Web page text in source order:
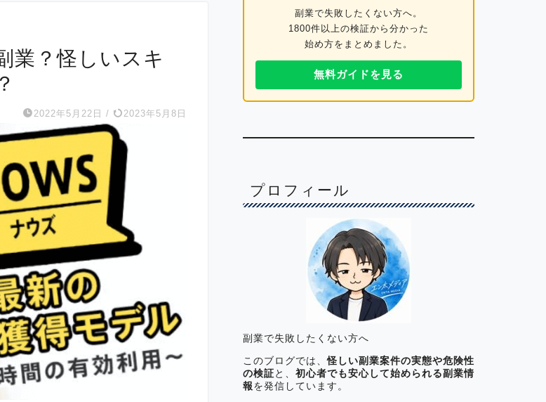
業？怪しいスキ
2022年5月22日 / 2023年5月8日
副業で失敗したくない方へ。
1800件以上の検証から分かった
始め方をまとめました。
無料ガイドを見る
プロフィール
副業で失敗したくない方へ
このブログでは、怪しい副業案件の実態や危険性
の検証 と、 初心者でも安心して始められる副業情
報 を発信しています。